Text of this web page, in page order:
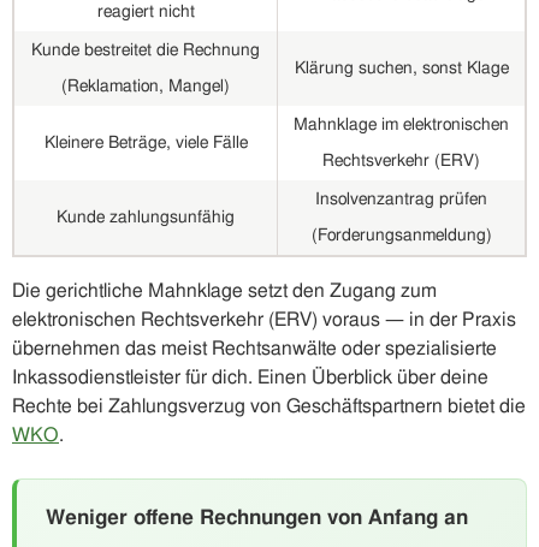
reagiert nicht
Kunde bestreitet die Rechnung
(Reklamation, Mangel)
Klärung suchen, sonst Klage
Kleinere Beträge, viele Fälle
Mahnklage im elektronischen
Rechtsverkehr (ERV)
Kunde zahlungsunfähig
Insolvenzantrag prüfen
(Forderungsanmeldung)
Die gerichtliche Mahnklage setzt den Zugang zum
elektronischen Rechtsverkehr (ERV) voraus — in der Praxis
übernehmen das meist Rechtsanwälte oder spezialisierte
Inkassodienstleister für dich. Einen Überblick über deine
Rechte bei Zahlungsverzug von Geschäftspartnern bietet die
WKO.
Weniger offene Rechnungen von Anfang an